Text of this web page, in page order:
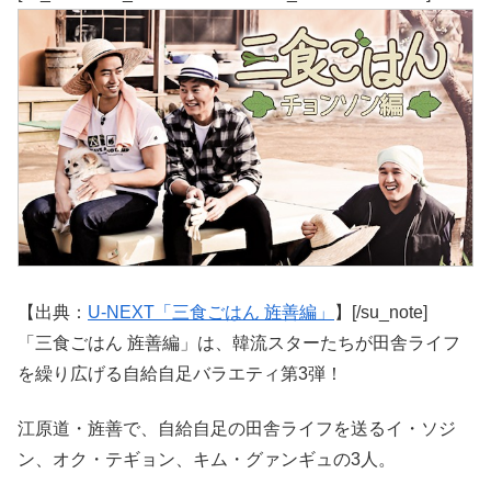
【出典： U-NEXT「三食ごはん 旌善編」
】[/su_note]
「三食ごはん 旌善編」は、韓流スターたちが田舎ライフ
を繰り広げる自給自足バラエティ第3弾！
江原道・旌善で、自給自足の田舎ライフを送るイ・ソジ
ン、オク・テギョン、キム・グァンギュの3人。